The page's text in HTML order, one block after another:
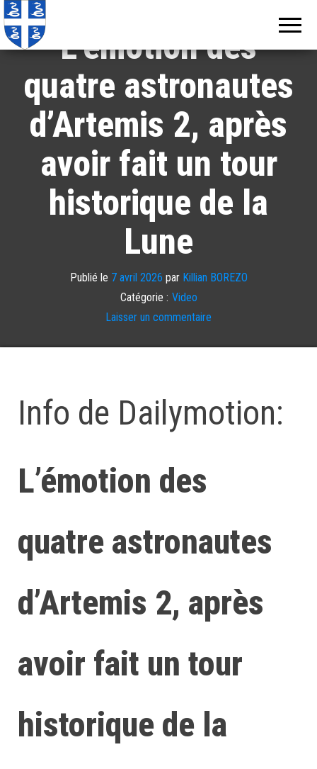
L’émotion des
quatre astronautes
d’Artemis 2, après
avoir fait un tour
historique de la
Lune
Publié le 7 avril 2026 par Killian BOREZO
Catégorie : Video
Laisser un commentaire
Info de Dailymotion:
L’émotion des
quatre astronautes
d’Artemis 2, après
avoir fait un tour
historique de la